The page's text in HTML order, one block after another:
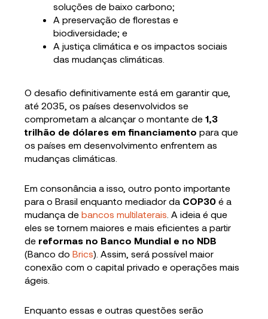
soluções de baixo carbono;
A preservação de florestas e
biodiversidade; e
A justiça climática e os impactos sociais
das mudanças climáticas.
O desafio definitivamente está em garantir que,
até 2035, os países desenvolvidos se
comprometam a alcançar o montante de1,3
trilhão de dólares em financiamento para que
os países em desenvolvimento enfrentem as
mudanças climáticas.
Em consonância a isso, outro ponto importante
para o Brasil enquanto mediador da COP30é a
mudança debancos multilaterais . A ideia é que
eles se tornem maiores e mais eficientes a partir
de reformas no Banco Mundial e no NDB
(Banco doBrics). Assim, será possível maior
conexão com o capital privado e operações mais
ágeis.
Enquanto essas e outras questões serão